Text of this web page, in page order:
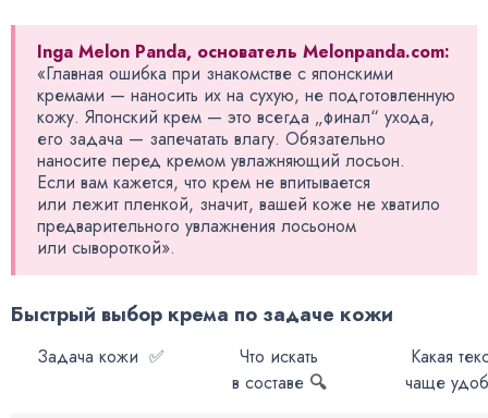
Inga Melon Panda, основатель Melonpanda.com:
«Главная ошибка при знакомстве с японскими
кремами — наносить их на сухую, не подготовленную
кожу. Японский крем — это всегда „финал“ ухода,
его задача — запечатать влагу. Обязательно
наносите перед кремом увлажняющий лосьон.
Если вам кажется, что крем не впитывается
или лежит пленкой, значит, вашей коже не хватило
предварительного увлажнения лосьоном
или сывороткой».
Быстрый выбор крема по задаче кожи
Задача кожи ✅
Что искать
в составе 🔍
Какая
чаще